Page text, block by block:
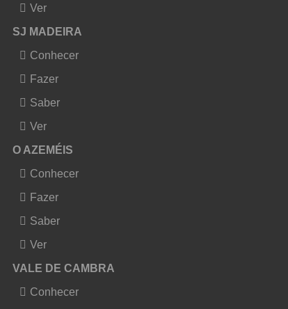
Ver
SJ MADEIRA
Conhecer
Fazer
Saber
Ver
O AZEMÉIS
Conhecer
Fazer
Saber
Ver
VALE DE CAMBRA
Conhecer